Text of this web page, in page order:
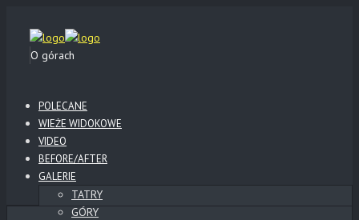
O górach
POLECANE
WIEŻE WIDOKOWE
VIDEO
BEFORE/AFTER
GALERIE
TATRY
GÓRY